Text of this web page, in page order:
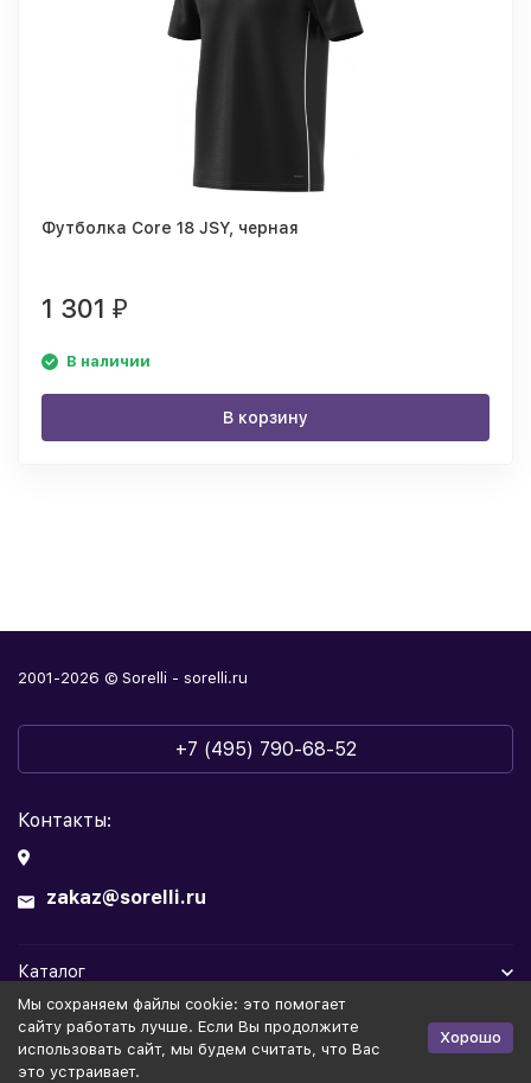
Футболка Core 18 JSY, черная
1 301 ₽
В наличии
В корзину
2001-2026 © Sorelli - sorelli.ru
+7 (495) 790-68-52
Контакты:
zakaz@sorelli.ru
Каталог
Информация
Мы cохраняем файлы cookie: это помогает
сайту работать лучше. Если Вы продолжите
использовать сайт, мы будем считать, что Вас
это устраивает.
Хорошо